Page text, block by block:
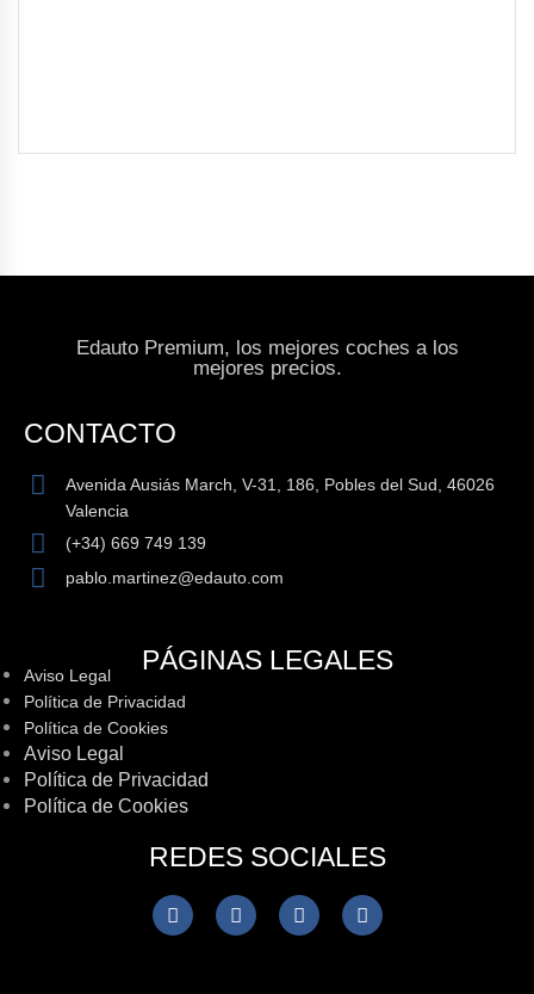
Edauto Premium, los mejores coches a los
mejores precios.
CONTACTO
Avenida Ausiás March, V-31, 186, Pobles del Sud, 46026
Valencia
(+34) 669 749 139
pablo.martinez@edauto.com
PÁGINAS LEGALES
Aviso Legal
Política de Privacidad
Política de Cookies
Aviso Legal
Política de Privacidad
Política de Cookies
REDES SOCIALES